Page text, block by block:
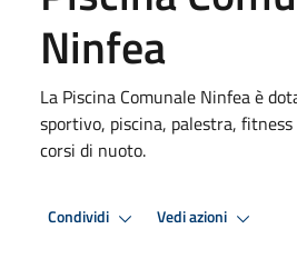
Ninfea
La Piscina Comunale Ninfea è
sportivo, piscina, palestra,
corsi di nuoto.
Condividi Vedi azioni